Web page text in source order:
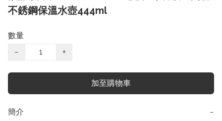
不銹鋼保溫水壺444ml
數量
−
+
加至購物車
簡介 −